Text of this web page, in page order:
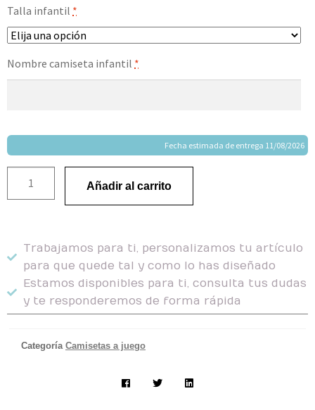
Talla infantil *
Nombre camiseta infantil *
Fecha estimada de entrega 11/08/2026
Añadir al carrito
Trabajamos para ti, personalizamos tu artículo
para que quede tal y como lo has diseñado
Estamos disponibles para ti, consulta tus dudas
y te responderemos de forma rápida
Categoría Camisetas a juego